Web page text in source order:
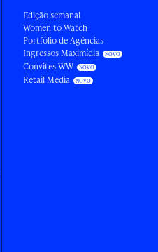
Edição semanal
Women to Watch
Portfólio de Agências
Ingressos Maximídia
Convites WW
Retail Media